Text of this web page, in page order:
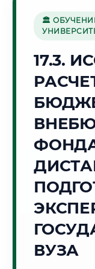
специальности"
Стоимость по
Стоимость по
🌅 Восход:
🏛
17.3.
ВУЗА